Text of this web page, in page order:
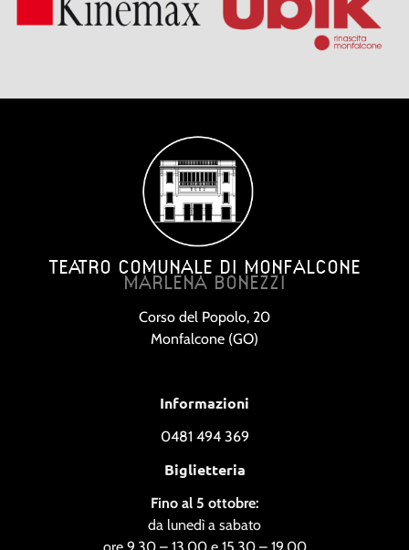
TEATRO COMUNALE DI MONFALCONE
MARLENA BONEZZI
Corso del Popolo, 20
Monfalcone (GO)
Informazioni
0481 494 369
Biglietteria
Fino al 5 ottobre:
da lunedì a sabato